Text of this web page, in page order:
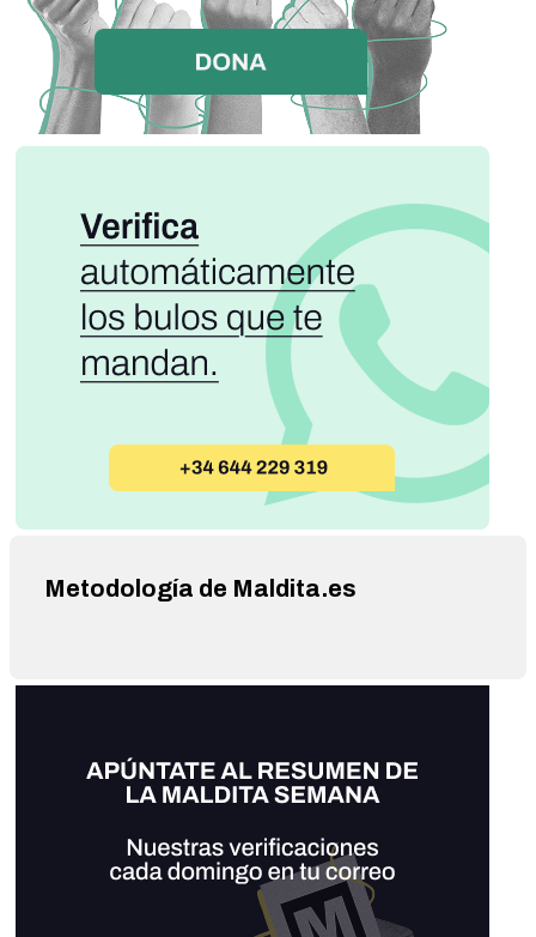
Metodología de Maldita.es